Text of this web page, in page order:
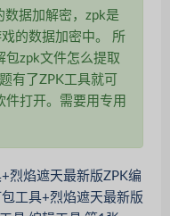
数据加解密，zpk是
的数据加密中。 所
包zpk文件怎么提取
有了ZPK工具就可
件打开。需要用专用